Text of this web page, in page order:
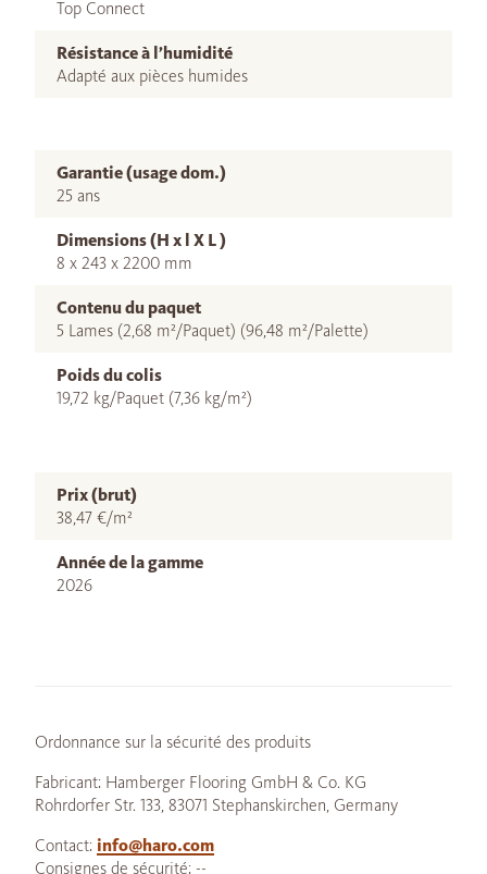
Top Connect
Résistance à l’humidité
Adapté aux pièces humides
Garantie (usage dom.)
25 ans
Dimensions (H x l X L )
8 x 243 x 2200 mm
Contenu du paquet
5 Lames (2,68 m²/Paquet) (96,48 m²/Palette)
Poids du colis
19,72 kg/Paquet (7,36 kg/m²)
Prix (brut)
38,47 €/m²
Année de la gamme
2026
Ordonnance sur la sécurité des produits
Fabricant: Hamberger Flooring GmbH & Co. KG
Rohrdorfer Str. 133, 83071 Stephanskirchen, Germany
Contact: info@haro.com
Consignes de sécurité: --